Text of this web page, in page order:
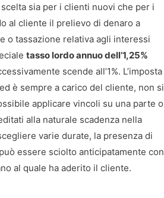
sia per i clienti nuovi che per i
al cliente il prelievo di denaro a
o tassazione relativa agli interessi
tasso lordo annuo dell’1,25%
scende all’1%. L’imposta
è sempre a carico del cliente, non si
applicare vincoli su una parte o
alla naturale scadenza nella
varie durate, la presenza di
essere sciolto anticipatamente con
al quale ha aderito il cliente.